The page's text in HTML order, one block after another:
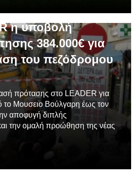
η υποβολή
384.000€ για
του πεζόδρομου
πρότασης στο LEADER για
Μουσειο Βούλγαρη έως τον
αποφυγή διπλής
την ομαλή προώθηση της νέας